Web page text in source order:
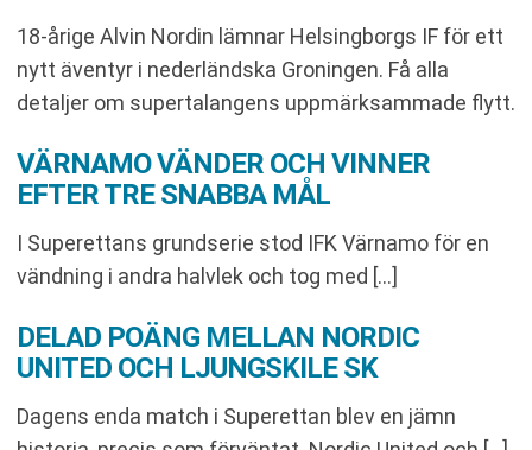
18-årige Alvin Nordin lämnar Helsingborgs IF för ett
nytt äventyr i nederländska Groningen. Få alla
detaljer om supertalangens uppmärksammade flytt.
VÄRNAMO VÄNDER OCH VINNER
EFTER TRE SNABBA MÅL
I Superettans grundserie stod IFK Värnamo för en
vändning i andra halvlek och tog med […]
DELAD POÄNG MELLAN NORDIC
UNITED OCH LJUNGSKILE SK
Dagens enda match i Superettan blev en jämn